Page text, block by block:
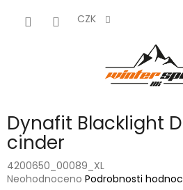
CZK
Dynafit Blacklight
cinder
4200650_00089_XL
Průměrné
Neohodnoceno Podrobnosti